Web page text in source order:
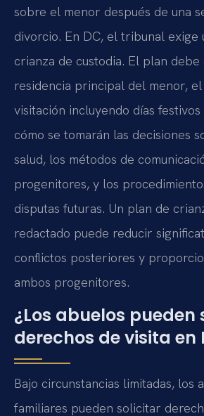
sobre el menor después de una
divorcio. En DC, el tribunal exige
crianza de custodia. El plan
residencia principal del menor,
visitación incluyendo días festivos
cómo se tomarán las decisiones
salud, los métodos de
progenitores, y los
disputas futuras. Un plan de
redactado puede reducir
conflictos posteriores y
ambos progenitores.
¿Los abuelos
derechos de visita en
Bajo circunstancias limitadas, los
familiares pueden solicitar